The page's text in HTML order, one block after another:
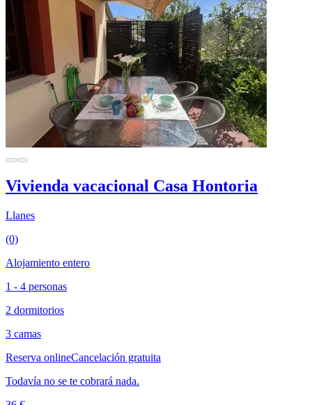
Vivienda vacacional Casa Hontoria
Llanes
(0)
Alojamiento entero
1 - 4 personas
2 dormitorios
3 camas
Reserva onlineCancelación gratuita
Todavía no se te cobrará nada.